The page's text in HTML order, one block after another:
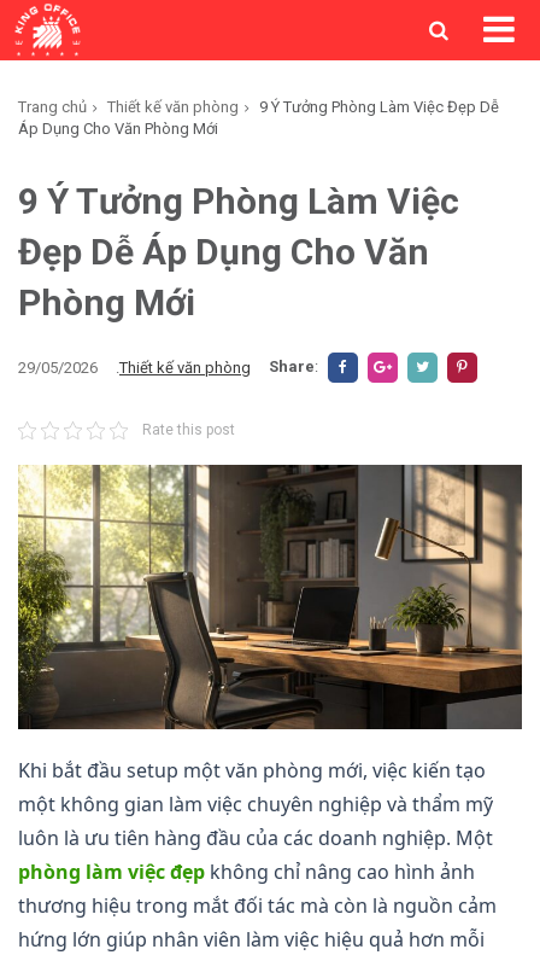
Trang chủ Thiết kế văn phòng
9 Ý Tưởng Phòng Làm Việc Đẹp Dễ
Áp Dụng Cho Văn Phòng Mới
9 Ý Tưởng Phòng Làm Việc
Đẹp Dễ Áp Dụng Cho Văn
Phòng Mới
29/05/2026 .Thiết kế văn phòng Share:
Rate this post
Khi bắt đầu setup một văn phòng mới, việc kiến tạo
một không gian làm việc chuyên nghiệp và thẩm mỹ
luôn là ưu tiên hàng đầu của các doanh nghiệp. Một
phòng làm việc đẹp không chỉ nâng cao hình ảnh
thương hiệu trong mắt đối tác mà còn là nguồn cảm
hứng lớn giúp nhân viên làm việc hiệu quả hơn mỗi